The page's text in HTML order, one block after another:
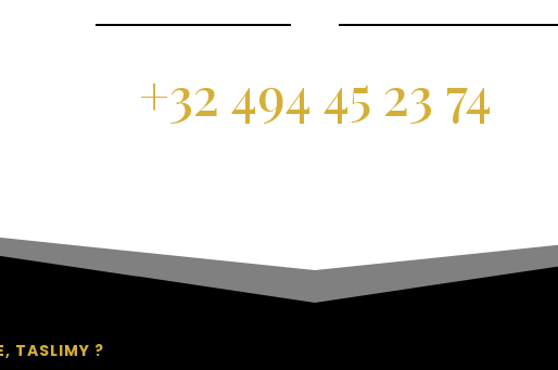
+32 494 45 23 74
TASLIMY ?